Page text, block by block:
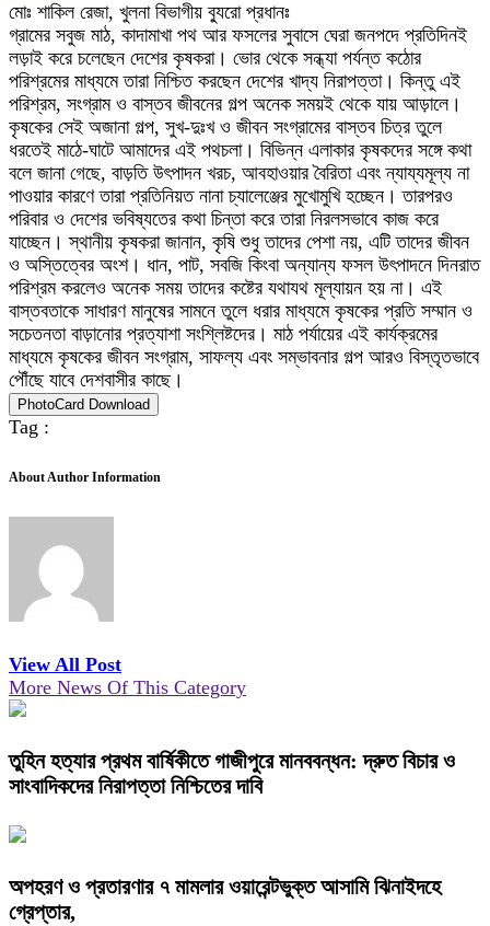
মোঃ শাকিল রেজা, খুলনা বিভাগীয় ব্যুরো প্রধানঃ
গ্রামের সবুজ মাঠ, কাদামাখা পথ আর ফসলের সুবাসে ঘেরা জনপদে প্রতিদিনই
লড়াই করে চলেছেন দেশের কৃষকরা। ভোর থেকে সন্ধ্যা পর্যন্ত কঠোর
পরিশ্রমের মাধ্যমে তারা নিশ্চিত করছেন দেশের খাদ্য নিরাপত্তা। কিন্তু এই
পরিশ্রম, সংগ্রাম ও বাস্তব জীবনের গল্প অনেক সময়ই থেকে যায় আড়ালে।
কৃষকের সেই অজানা গল্প, সুখ-দুঃখ ও জীবন সংগ্রামের বাস্তব চিত্র তুলে
ধরতেই মাঠে-ঘাটে আমাদের এই পথচলা। বিভিন্ন এলাকার কৃষকদের সঙ্গে কথা
বলে জানা গেছে, বাড়তি উৎপাদন খরচ, আবহাওয়ার বৈরিতা এবং ন্যায্যমূল্য না
পাওয়ার কারণে তারা প্রতিনিয়ত নানা চ্যালেঞ্জের মুখোমুখি হচ্ছেন। তারপরও
পরিবার ও দেশের ভবিষ্যতের কথা চিন্তা করে তারা নিরলসভাবে কাজ করে
যাচ্ছেন। স্থানীয় কৃষকরা জানান, কৃষি শুধু তাদের পেশা নয়, এটি তাদের জীবন
ও অস্তিত্বের অংশ। ধান, পাট, সবজি কিংবা অন্যান্য ফসল উৎপাদনে দিনরাত
পরিশ্রম করলেও অনেক সময় তাদের কষ্টের যথাযথ মূল্যায়ন হয় না। এই
বাস্তবতাকে সাধারণ মানুষের সামনে তুলে ধরার মাধ্যমে কৃষকের প্রতি সম্মান ও
সচেতনতা বাড়ানোর প্রত্যাশা সংশ্লিষ্টদের। মাঠ পর্যায়ের এই কার্যক্রমের
মাধ্যমে কৃষকের জীবন সংগ্রাম, সাফল্য এবং সম্ভাবনার গল্প আরও বিস্তৃতভাবে
পৌঁছে যাবে দেশবাসীর কাছে।
PhotoCard Download
Tag :
About Author Information
View All Post
More News Of This Category
তুহিন হত্যার প্রথম বার্ষিকীতে গাজীপুরে মানববন্ধন: দ্রুত বিচার ও
সাংবাদিকদের নিরাপত্তা নিশ্চিতের দাবি
অপহরণ ও প্রতারণার ৭ মামলার ওয়ারেন্টভুক্ত আসামি ঝিনাইদহে
গ্রেপ্তার,